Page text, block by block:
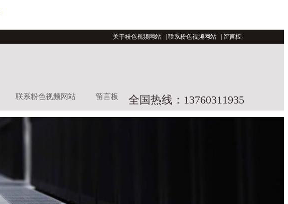
关于粉色视频网站 联系粉色视频网站 留言板
全国热线：13760311935
联系粉色视频网站 留言板